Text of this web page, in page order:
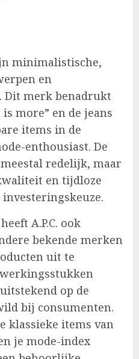
minimalistische,
en
Dit merk benadrukt
more” en de jeans
items in de
enthousiast. De
redelijk, maar
en tijdloze
A.P.C. ook
bekende merken
uit te
op de
bij consumenten.
klassieke items van
je mode-index